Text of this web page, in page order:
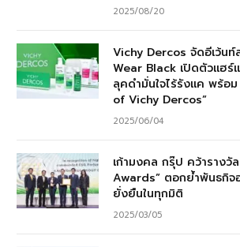
2025/08/20
Vichy Dercos จัดอีเว้น
Wear Black เปิดตัวแฮร์
ลุคดำมั่นใจไร้รังแค พร้อ
of Vichy Dercos”
2025/06/04
เก้ามงคล กรุ๊ป คว้ารางวั
Awards” ตอกย้ำพันธกิจ
ยั่งยืนในทุกมิติ
2025/03/05